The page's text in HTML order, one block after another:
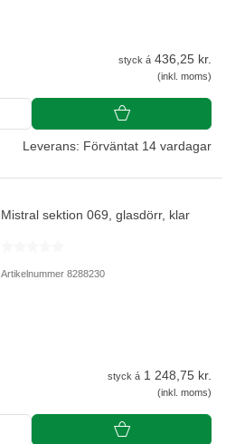
styck á 436,25 kr.
(inkl. moms)
Leverans: Förväntat 14 vardagar
Mistral sektion 069, glasdörr, klar
Artikelnummer 8288230
styck á 1 248,75 kr.
(inkl. moms)